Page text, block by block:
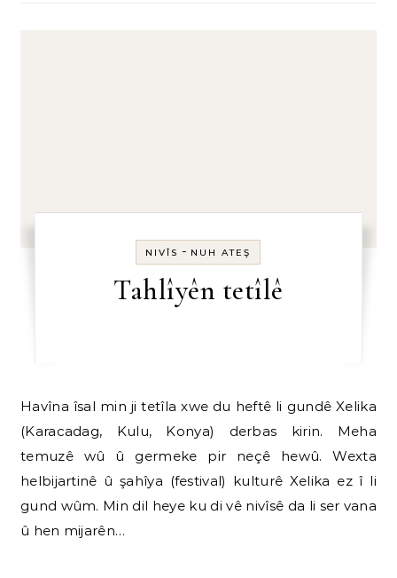
NIVÎS - NUH ATEŞ
Tahlîyên tetîlê
Havîna îsal min ji tetîla xwe du heftê li gundê Xelika
(Karacadag, Kulu, Konya) derbas kirin. Meha
temuzê wû û germeke pir neçê hewû. Wexta
helbijartinê û şahîya (festival) kulturê Xelika ez î li
gund wûm. Min dil heye ku di vê nivîsê da li ser vana
û hen mijarên…